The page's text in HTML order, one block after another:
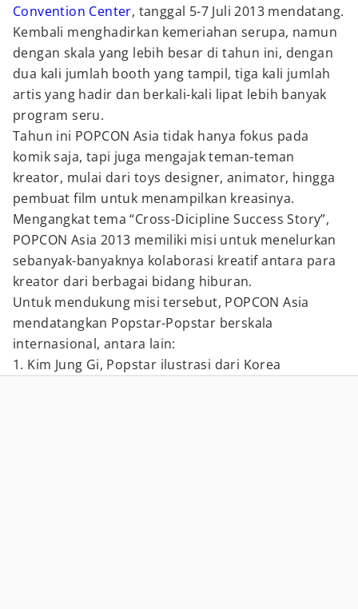
Convention Center, tanggal 5-7 Juli 2013 mendatang.
Kembali menghadirkan kemeriahan serupa, namun
dengan skala yang lebih besar di tahun ini, dengan
dua kali jumlah booth yang tampil, tiga kali jumlah
artis yang hadir dan berkali-kali lipat lebih banyak
program seru.
Tahun ini POPCON Asia tidak hanya fokus pada
komik saja, tapi juga mengajak teman-teman
kreator, mulai dari toys designer, animator, hingga
pembuat film untuk menampilkan kreasinya.
Mengangkat tema “Cross-Dicipline Success Story”,
POPCON Asia 2013 memiliki misi untuk menelurkan
sebanyak-banyaknya kolaborasi kreatif antara para
kreator dari berbagai bidang hiburan.
Untuk mendukung misi tersebut, POPCON Asia
mendatangkan Popstar-Popstar berskala
internasional, antara lain:
1. Kim Jung Gi, Popstar ilustrasi dari Korea